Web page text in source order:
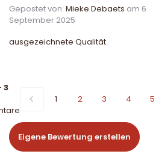
Gepostet von: Mieke Debaets am 6
September 2025
ausgezeichnete Qualität
3
1 2 3 4 5
Eigene Bewertung erstellen